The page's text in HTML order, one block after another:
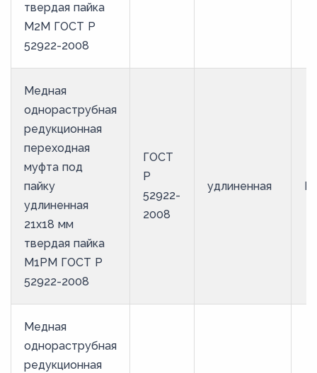
твердая пайка
М2М ГОСТ Р
52922-2008
Медная
однораструбная
редукционная
переходная
муфта под
пайку
удлиненная
21х18 мм
твердая пайка
М1РМ ГОСТ Р
52922-2008
ГОСТ
Р
52922-
2008
удлиненная
Медная
однораструбная
редукционная